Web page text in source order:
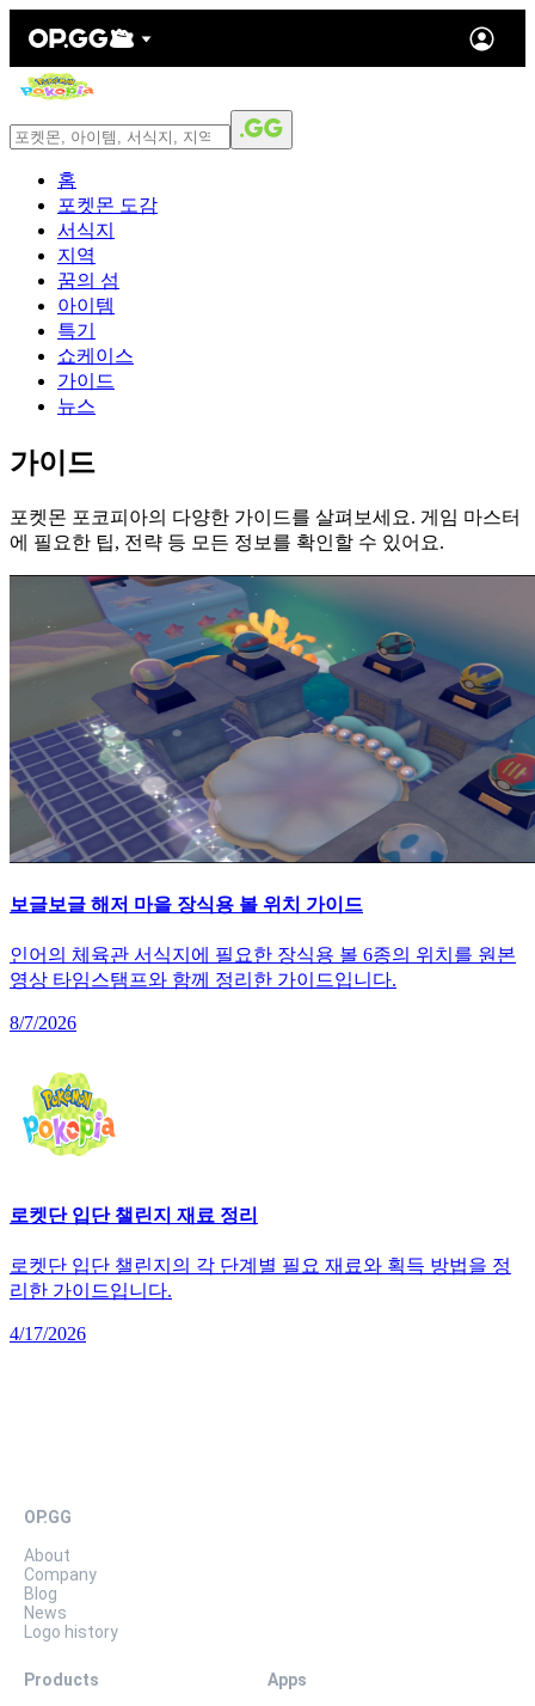
홈
포켓몬 도감
서식지
지역
꿈의 섬
아이템
특기
쇼케이스
가이드
뉴스
가이드
포켓몬 포코피아의 다양한 가이드를 살펴보세요. 게임 마스터
에 필요한 팁, 전략 등 모든 정보를 확인할 수 있어요.
보글보글 해저 마을 장식용 볼 위치 가이드
인어의 체육관 서식지에 필요한 장식용 볼 6종의 위치를 원본
영상 타임스탬프와 함께 정리한 가이드입니다.
8/7/2026
로켓단 입단 챌린지 재료 정리
로켓단 입단 챌린지의 각 단계별 필요 재료와 획득 방법을 정
리한 가이드입니다.
4/17/2026
OP.GG
About
Company
Blog
News
Logo history
Products
Apps